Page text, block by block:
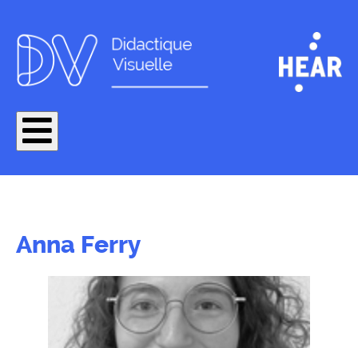
Anna Ferry